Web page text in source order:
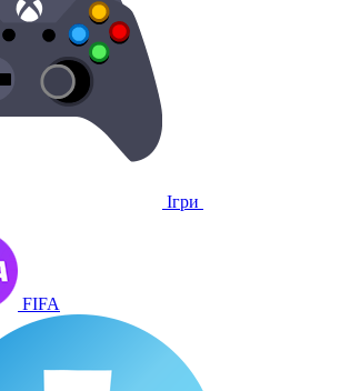
Ігри
FIFA